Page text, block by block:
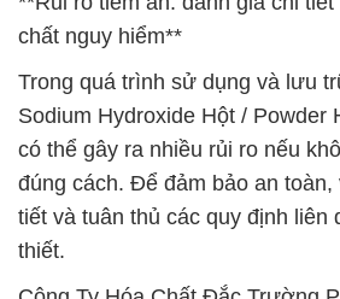
chất nguy hiểm**
Trong quá trình sử dụng và lưu
Sodium Hydroxide Hột / Powder
có thể gây ra nhiều rủi ro nếu
đúng cách. Để đảm bảo an toàn,
tiết và tuân thủ các quy định liên
thiết.